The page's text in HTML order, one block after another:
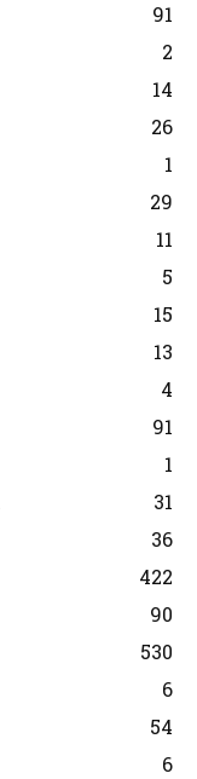
91
2
14
26
1
29
11
5
15
13
4
91
1
31
36
422
90
530
6
54
6